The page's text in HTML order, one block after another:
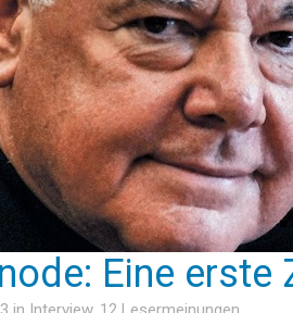
Eine erste